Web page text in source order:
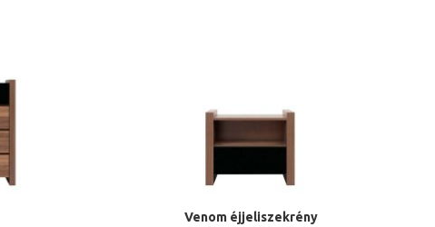
Venom éjjeliszekrény